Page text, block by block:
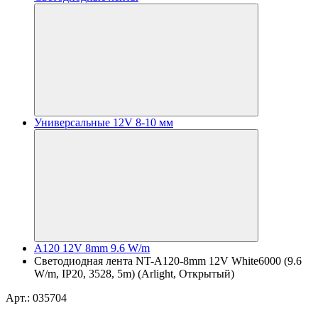
Универсальные 12V 8-10 мм
A120 12V 8mm 9.6 W/m
Светодиодная лента NT-A120-8mm 12V White6000 (9.6
W/m, IP20, 3528, 5m) (Arlight, Открытый)
Арт.: 035704